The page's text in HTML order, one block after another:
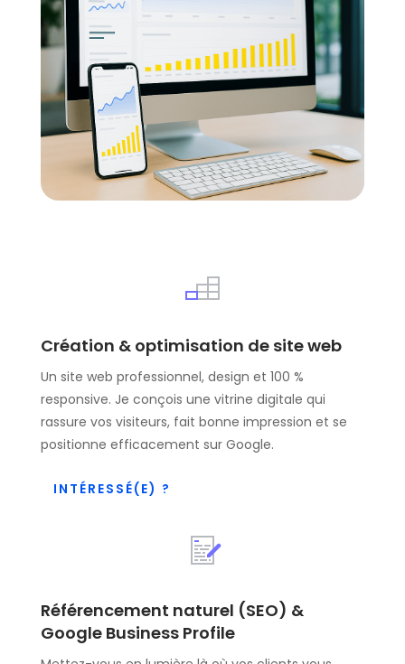
Création & optimisation de site web
Un site web professionnel, design et 100 %
responsive. Je conçois une vitrine digitale qui
rassure vos visiteurs, fait bonne impression et se
positionne efficacement sur Google.
INTÉRESSÉ(E) ?
Référencement naturel (SEO) &
Google Business Profile